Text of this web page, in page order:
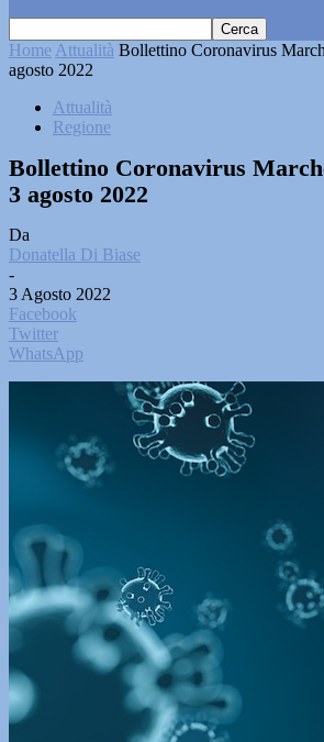
Home Attualità Bollettino Coronavirus
agosto 2022
Attualità
Regione
Bollettino Coronavirus
3 agosto 2022
Da
Donatella Di Biase
-
3 Agosto 2022
Facebook
Twitter
WhatsApp